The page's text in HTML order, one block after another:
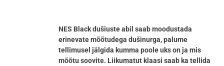
NES Black dušiuste abil saab moodustada
erinevate mõõtudega dušinurga, palume
tellimusel jälgida kumma poole uks on ja mis
mõõtu soovite. Liikumatut klaasi saab ka tellida